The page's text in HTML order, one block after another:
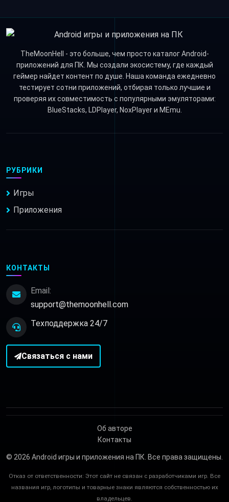
TheMoonHell - это больше, чем просто каталог Android-
приложений для ПК. Мы создали экосистему, где каждый
геймер найдет контент по душе. Наша команда ежедневно
тестирует сотни приложений, отбирая только лучшие и
проверяя их совместимость с популярными эмуляторами:
BlueStacks, LDPlayer, NoxPlayer и MEmu.
РУБРИКИ
Игры
Приложения
КОНТАКТЫ
Email:
support@themoonhell.com
Техподдержка 24/7
Связаться с нами
Об авторе
Контакты
© 2026 Android игры и приложения на ПК. Все права защищены.
Отказ от ответственности: Этот сайт не связан с разработчиками игр. Все
названия игр, логотипы и товарные знаки являются собственностью их
владельцев.